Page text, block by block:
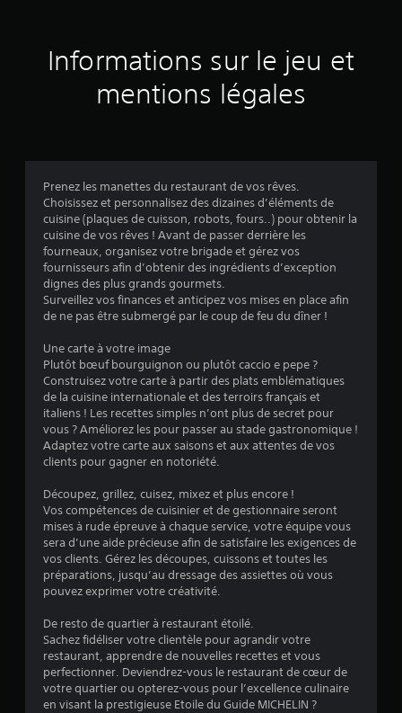
u
2
a
u
a
t
o
n
s
Informations sur le jeu et
mentions légales
Prenez les manettes du restaurant de vos rêves.
Choisissez et personnalisez des dizaines d’éléments de
cuisine (plaques de cuisson, robots, fours..) pour obtenir la
cuisine de vos rêves ! Avant de passer derrière les
fourneaux, organisez votre brigade et gérez vos
fournisseurs afin d’obtenir des ingrédients d’exception
dignes des plus grands gourmets.
Surveillez vos finances et anticipez vos mises en place afin
de ne pas être submergé par le coup de feu du dîner !
Une carte à votre image
Plutôt bœuf bourguignon ou plutôt caccio e pepe ?
Construisez votre carte à partir des plats emblématiques
de la cuisine internationale et des terroirs français et
italiens ! Les recettes simples n’ont plus de secret pour
vous ? Améliorez les pour passer au stade gastronomique !
Adaptez votre carte aux saisons et aux attentes de vos
clients pour gagner en notoriété.
Découpez, grillez, cuisez, mixez et plus encore !
Vos compétences de cuisinier et de gestionnaire seront
mises à rude épreuve à chaque service, votre équipe vous
sera d’une aide précieuse afin de satisfaire les exigences de
vos clients. Gérez les découpes, cuissons et toutes les
préparations, jusqu’au dressage des assiettes où vous
pouvez exprimer votre créativité.
De resto de quartier à restaurant étoilé.
Sachez fidéliser votre clientèle pour agrandir votre
restaurant, apprendre de nouvelles recettes et vous
perfectionner. Deviendrez-vous le restaurant de cœur de
votre quartier ou opterez-vous pour l’excellence culinaire
en visant la prestigieuse Etoile du Guide MICHELIN ?